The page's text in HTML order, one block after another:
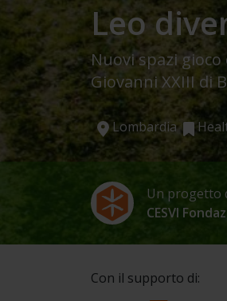
Leo
Nuovi spazi
Giovanni XXIII di
Lombardia
Un progetto
CESVI
Con il supporto di: